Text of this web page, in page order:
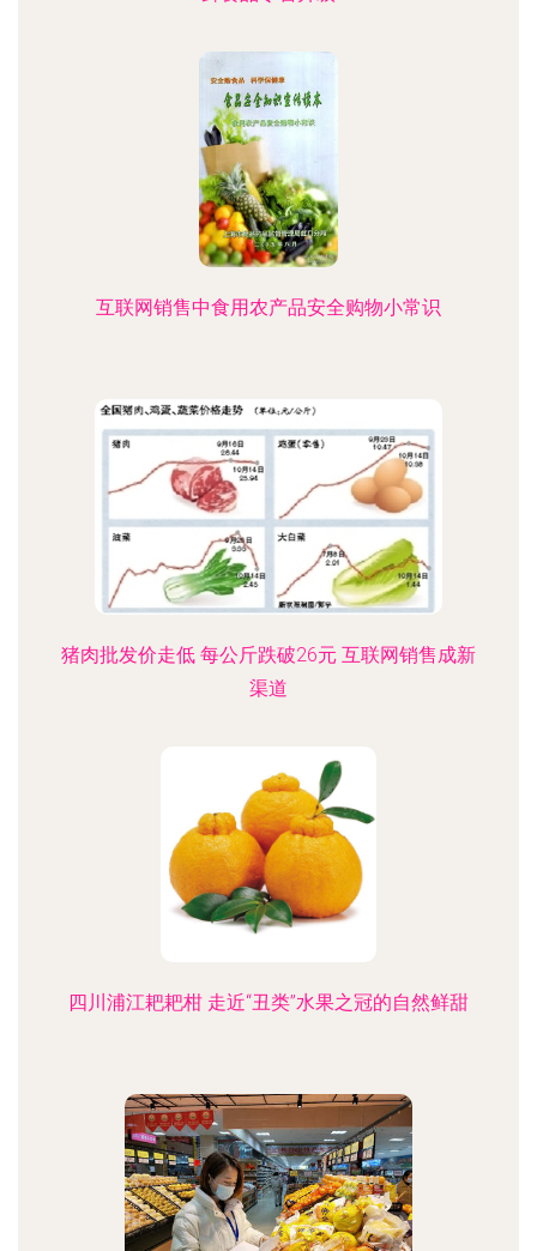
互联网销售中食用农产品安全购物小常识
猪肉批发价走低 每公斤跌破26元 互联网销售成新
渠道
四川浦江耙耙柑 走近“丑类”水果之冠的自然鲜甜